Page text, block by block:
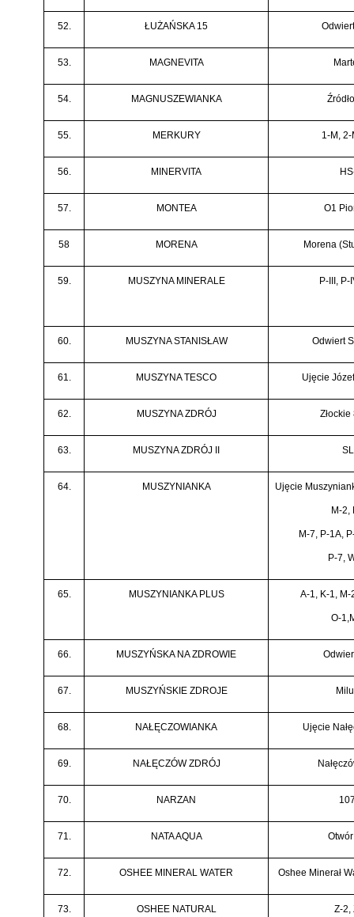
52. ŁUŻAŃSKA 15
53. MAGNEVITA
54. MAGNUSZEWIANKA
55. MERKURY 1-M, 2-
56. MINERVITA
57. MONTEA O1
58 MORENA Morena
59. MUSZYNA MINERALE P-III, P-
60. MUSZYNA STANISŁAW Odwiert
61. MUSZYNA TESCO Ujęcie
62. MUSZYNA ZDRÓJ
63. MUSZYNA ZDRÓJ II
64. MUSZYNIANKA Ujęcie
M-2,
M-7, P-1A,
P-7,
65. MUSZYNIANKA PLUS A-1, K-1, M-
O-
66. MUSZYŃSKA NA ZDROWIE
67. MUSZYŃSKIE ZDROJE
68. NAŁĘCZOWIANKA Ujęcie
69. NAŁĘCZÓW ZDRÓJ
70. NARZAN
71. NATA AQUA
72. OSHEE MINERAL WATER Oshee Minerał
73. OSHEE NATURAL Z-2,